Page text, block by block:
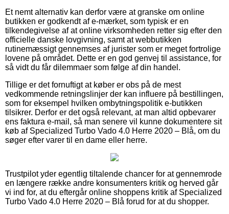
Et nemt alternativ kan derfor være at granske om online
butikken er godkendt af e-mærket, som typisk er en
tilkendegivelse af at online virksomheden retter sig efter den
officielle danske lovgivning, samt at webbutikken
rutinemæssigt gennemses af jurister som er meget fortrolige
lovene på området. Dette er en god genvej til assistance, for
så vidt du får dilemmaer som følge af din handel.
Tillige er det fornuftigt at køber er obs på de mest
vedkommende retningslinjer der kan influere på bestillingen,
som for eksempel hvilken ombytningspolitik e-butikken
tilsikrer. Derfor er det også relevant, at man altid opbevarer
ens faktura e-mail, så man senere vil kunne dokumentere sit
køb af Specialized Turbo Vado 4.0 Herre 2020 – Blå, om du
søger efter varer til en dame eller herre.
Trustpilot yder egentlig tiltalende chancer for at gennemrode
en længere række andre konsumenters kritik og herved går
vi ind for, at du eftergår online shoppens kritik af Specialized
Turbo Vado 4.0 Herre 2020 – Blå forud for at du shopper.